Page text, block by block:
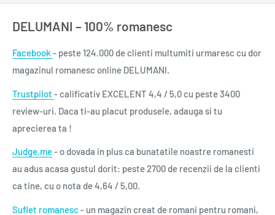
DELUMANI – 100% romanesc
Facebook - peste 124.000 de clienti multumiti urmaresc cu dor
magazinul romanesc online DELUMANI.
Trustpilot - calificativ EXCELENT 4,4 / 5,0 cu peste 3400
review-uri. Daca ti-au placut produsele, adauga si tu
aprecierea ta !
Judge.me- o dovada in plus ca bunatatile noastre romanesti
au adus acasa gustul dorit: peste 2700 de recenzii de la clienti
ca tine, cu o nota de 4,64 / 5,00.
Suflet romanesc- un magazin creat de romani pentru romani,